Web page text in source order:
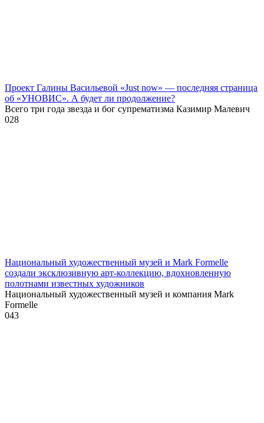
Проект Галины Васильевой «Just now» — последняя страница
об «УНОВИС». А будет ли продолжение?
Всего три года звезда и бог супрематизма Казимир Малевич
028
Национальный художественный музей и Mark Formelle
создали эксклюзивную арт-коллекцию, вдохновленную
полотнами известных художников
Национальный художественный музей и компания Mark
Formelle
043